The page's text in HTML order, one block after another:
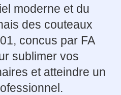
moderne et du
des couteaux
concus par FA
sublimer vos
et atteindre un